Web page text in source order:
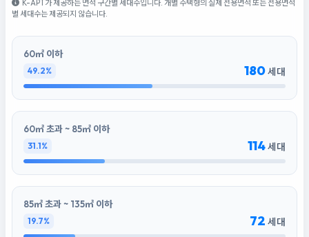
K-APT가 제공하는 면적 구간별 세대수입니다. 개별 주택형의 실제 전용면적 또는 전용면적
별 세대수는 제공되지 않습니다.
60㎡ 이하
49.2% 180세대
60㎡ 초과 ~ 85㎡ 이하
31.1% 114세대
85㎡ 초과 ~ 135㎡ 이하
19.7% 72 세대